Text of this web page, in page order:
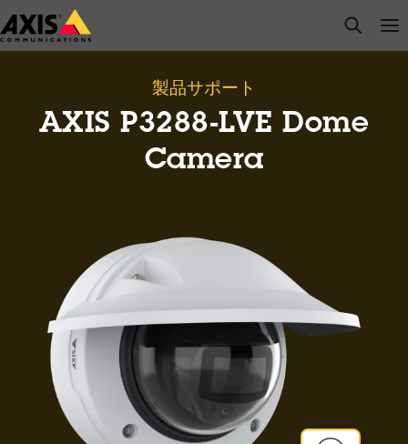
メ
イ
open
製品サポート
AXIS P3288-LVE Dome
Camera